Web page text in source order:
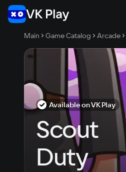
Main Game Catalog Arcade
Available on VK Play
Scout
Duty